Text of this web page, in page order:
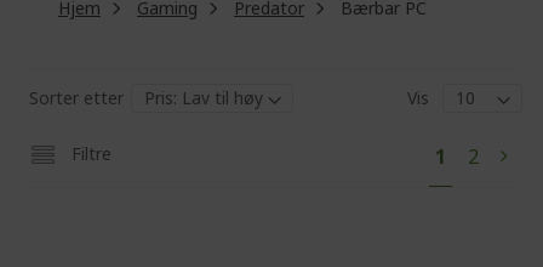
Hjem Gaming Predator Bærbar PC
Sorter etter Vis
Filtre
You're
currently
1 Page
2 Page
Next